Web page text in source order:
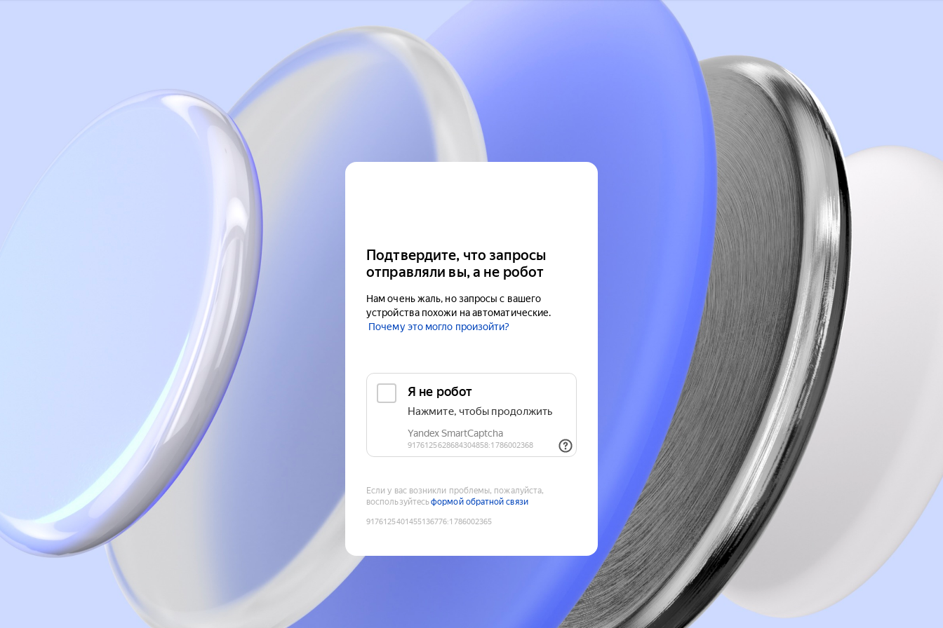
Подтвердите, что запросы
отправляли вы, а не робот
Нам очень жаль, но запросы с вашего
устройства похожи на автоматические.
Почему это могло произойти?
Если у вас возникли проблемы, пожалуйста,
воспользуйтесьформой обратной связи
9176125401455136776:1786002365